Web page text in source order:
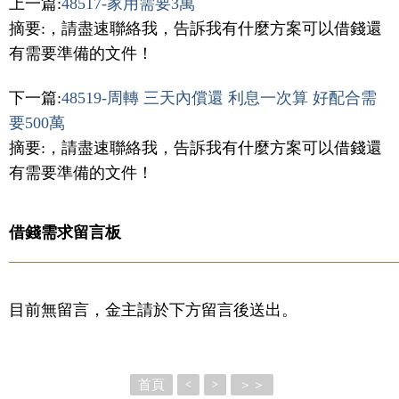
上一篇:48517-家用需要3萬
摘要:，請盡速聯絡我，告訴我有什麼方案可以借錢還
有需要準備的文件！
下一篇:48519-周轉 三天內償還 利息一次算 好配合需
要500萬
摘要:，請盡速聯絡我，告訴我有什麼方案可以借錢還
有需要準備的文件！
借錢需求留言板
目前無留言，金主請於下方留言後送出。
首頁 < > ＞＞